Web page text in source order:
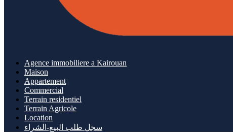
Agence immobiliere a Kairouan
Maison
Appartement
Commercial
Terrain residentiel
Terrain Agricole
Location
سجل طلب البيع-الشراء